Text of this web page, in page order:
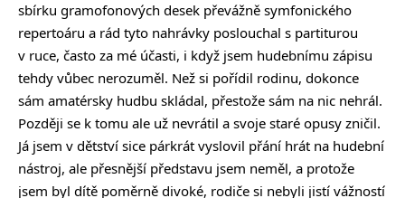
sbírku gramofonových desek převážně symfonického
repertoáru a rád tyto nahrávky poslouchal s partiturou
v ruce, často za mé účasti, i když jsem hudebnímu zápisu
tehdy vůbec nerozuměl. Než si pořídil rodinu, dokonce
sám amatérsky hudbu skládal, přestože sám na nic nehrál.
Později se k tomu ale už nevrátil a svoje staré opusy zničil.
Já jsem v dětství sice párkrát vyslovil přání hrát na hudební
nástroj, ale přesnější představu jsem neměl, a protože
jsem byl dítě poměrně divoké, rodiče si nebyli jistí vážností